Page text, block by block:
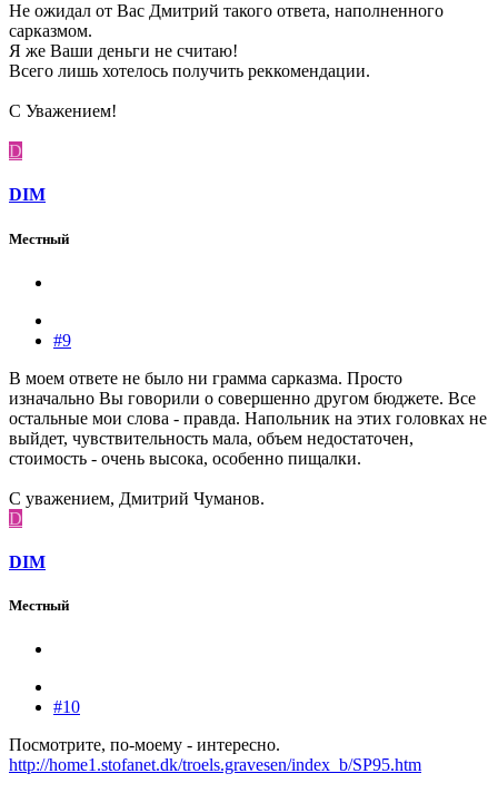
Не ожидал от Вас Дмитрий такого ответа, наполненного
сарказмом.
Я же Ваши деньги не считаю!
Всего лишь хотелось получить реккомендации.
С Уважением!
D
DIM
Местный
#9
В моем ответе не было ни грамма сарказма. Просто
изначально Вы говорили о совершенно другом бюджете. Все
остальные мои слова - правда. Напольник на этих головках не
выйдет, чувствительность мала, объем недостаточен,
стоимость - очень высока, особенно пищалки.
С уважением, Дмитрий Чуманов.
D
DIM
Местный
#10
Посмотрите, по-моему - интересно.
http://home1.stofanet.dk/troels.gravesen/index_b/SP95.htm